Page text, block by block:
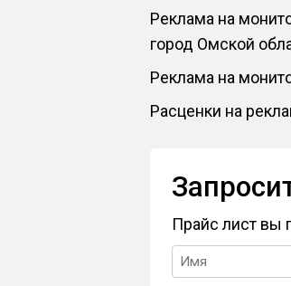
Реклама на
город Омской
Реклама на
Расценки на
Прайс лист вы